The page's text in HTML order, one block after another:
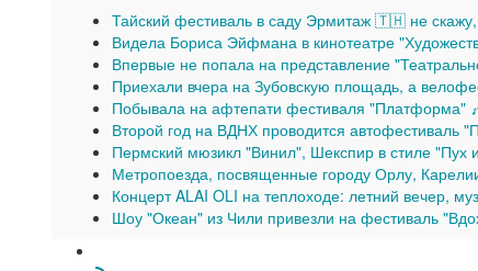
Тайский фестиваль в саду Эрмитаж 🇹🇭 не
Видела Бориса Эйфмана в кинотеатре
Впервые не попала на представление
Приехали вчера на Зубовскую площадь, а
Побывала на афтепати фестиваля "Платформа"
Второй год на ВДНХ проводится автофестиваль
Пермский мюзикл "Винил", Шекспир в стиле "Пух
Метропоезда, посвященные городу Орлу,
Концерт ALAI OLI на теплоходе: летний вечер,
Шоу "Океан" из Чили привезли на фестиваль